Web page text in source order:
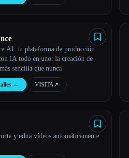
AI: tu plataforma de producción
IA todo en uno: la creación de
sencilla que nunca
→ VISITA↗︎
y edita vídeos automáticamente